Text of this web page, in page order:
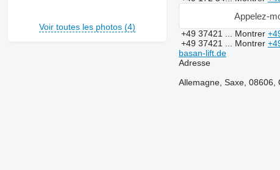
Voir toutes les photos (4)
Appelez-
+49 37421 ... Montrer
+49 37421 ... Montrer
basan-lift.de
Adresse
Allemagne, Saxe, 08606,